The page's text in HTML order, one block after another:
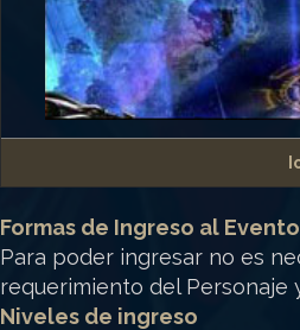
Formas de Ingreso al Evento
Para poder ingresar no es
requerimiento del Personaje
Niveles de ingreso